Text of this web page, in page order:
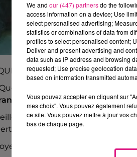
GOUTTES SUFFISENT +
gouttes suffisent », le
pour un concert unique
Clairement lasoirée
pour uneOld School Hip Hop
nous le mot de passe "Cut
We and our (447) partnersdo the
access information on a device; Use
select personalised advertising;
statistics or combinations of data from
profiles to select personalised content;
Deliver and present advertising and
data such as IP address and browsing
requested; Use precise geolocation
based on information transmitted
Vous pouvez accepter en cliquant sur
mes choix". Vous pouvez également
ce site. Vous pouvez mettre à jour vos
bas de chaque page.